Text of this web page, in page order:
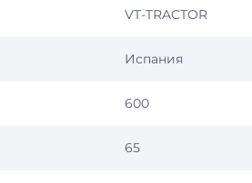
VT-TRACTOR
Испания
600
65